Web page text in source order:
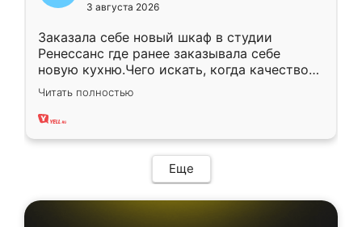
3 августа 2026
Заказала себе новый шкаф в студии
Ренессанс где ранее заказывала себе
новую кухню.Чего искать, когда качеством
вполне довольна. Служит кухня уже почти
два года, нареканий нет.
Читать полностью
Еще